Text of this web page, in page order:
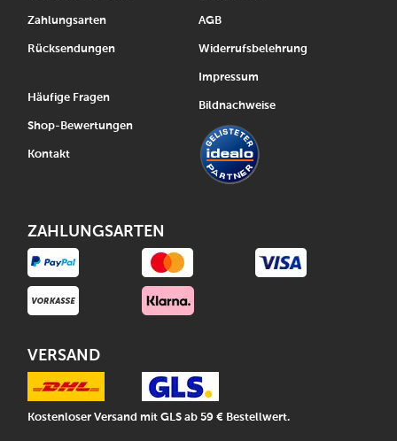
Zahlungsarten
Rücksendungen
Häufige Fragen
Shop-Bewertungen
Kontakt
AGB
Widerrufsbelehrung
Impressum
Bildnachweise
ZAHLUNGSARTEN
VERSAND
Kostenloser Versand mit GLS ab 59 € Bestellwert.